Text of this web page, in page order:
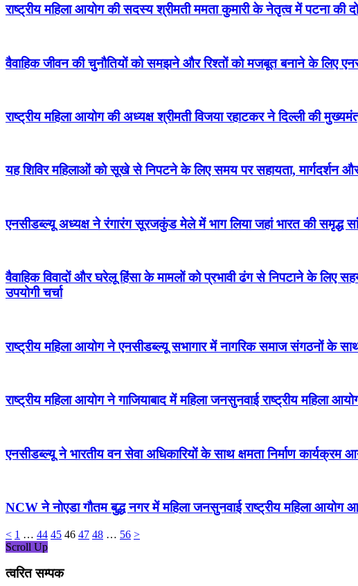
राष्ट्रीय महिला आयोग की सदस्य श्रीमती ममता कुमारी के नेतृत्व में पटना की
वैवाहिक जीवन की चुनौतियों को समझने और रिश्तों को मजबूत बनाने के लिए
राष्ट्रीय महिला आयोग की अध्यक्ष श्रीमती विजया रहाटकर ने दिल्ली की
यह शिविर महिलाओं को सूखे से निपटने के लिए समय पर सहायता, मार्गदर्शन
एनसीडब्ल्यू अध्यक्ष ने रंगारंग सूरजकुंड मेले में भाग लिया जहां भारत की समृद्ध
वैवाहिक विवादों और घरेलू हिंसा के मामलों को प्रभावी ढंग से निपटाने के लिए
उपयोगी चर्चा
राष्ट्रीय महिला आयोग ने एनसीडब्ल्यू सभागार में नागरिक समाज संगठनों के साथ
राष्ट्रीय महिला आयोग ने गाजियाबाद में महिला जनसुनवाई राष्ट्रीय महिला
एनसीडब्ल्यू ने भारतीय वन सेवा अधिकारियों के साथ क्षमता निर्माण कार्यक्रम
NCW ने नोएडा गौतम बुद्ध नगर में महिला जनसुनवाई राष्ट्रीय महिला आयोग
< 1 … 44 45 46 47 48 … 56 >
Scroll Up
त्वरित सम्पक